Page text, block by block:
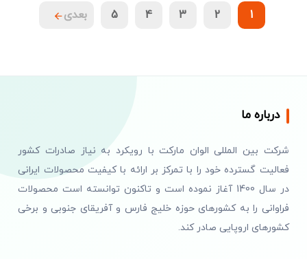
1
2
3
4
5 بعدی
درباره ما
شرکت بین المللی الوان مارکت با رویکرد به نیاز صادرات کشور
فعالیت گسترده خود را با تمرکز بر ارائه با کیفیت محصولات ایرانی
در سال 1400 آغاز نموده است و تاکنون توانسته است محصولات
فراوانی را به کشورهای حوزه خلیج فارس و آفریقای جنوبی و برخی
کشورهای اروپایی صادر کند.